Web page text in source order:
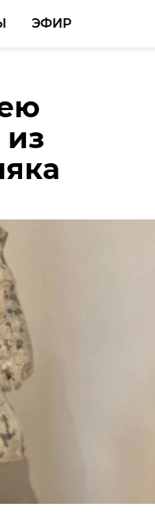
ЭФИР
из
свалки